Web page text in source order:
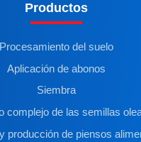
Productos
Procesamiento del suelo
Aplicación de abonos
Siembra
complejo de las semillas
producción de piensos